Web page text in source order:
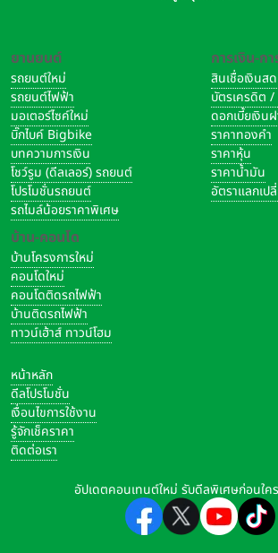
ยานยนต์
รถยนต์ใหม่
รถยนต์ไฟฟ้า
มอเตอร์ไซค์ใหม่
บิ๊กไบค์ Bigbike
บทความการเงิน
โชว์รูม (ดีลเลอร์) รถยนต์
โปรโมชั่นรถยนต์
รถไมล์น้อยราคาพิเศษ
บ้าน-คอนโด
บ้านโครงการใหม่
คอนโดใหม่
คอนโดติดรถไฟฟ้า
บ้านติดรถไฟฟ้า
ทาวน์เฮ้าส์ ทาวน์โฮม
การเงิน-ก
สินเชื่อเงินสด
บัตรเครดิต /
ดอกเบี้ยเงิน
ราคาทองคำ
ราคาหุ้น
ราคาน้ำมัน
อัตราแลกเป
หน้าหลัก
ดีลโปรโมชั่น
เงื่อนไขการใช้งาน
รู้จักเช็คราคา
ติดต่อเรา
อัปเดตคอนเทนต์ใหม่ รับดีลพิเศษก่อนใค